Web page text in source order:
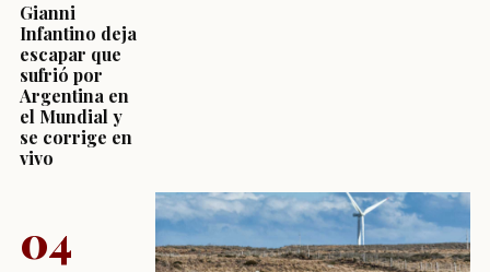
Gianni
Infantino deja
escapar que
sufrió por
Argentina en
el Mundial y
se corrige en
vivo
04